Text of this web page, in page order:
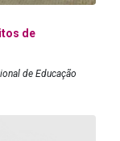
de
de Educação